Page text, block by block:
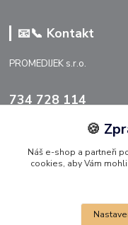
📧📞 Kontakt
PROMEDIJEK s.r.o.
734 728 114
info@promedijek.cz
🍪
Náš e-shop a partneři
cookies, aby Vám